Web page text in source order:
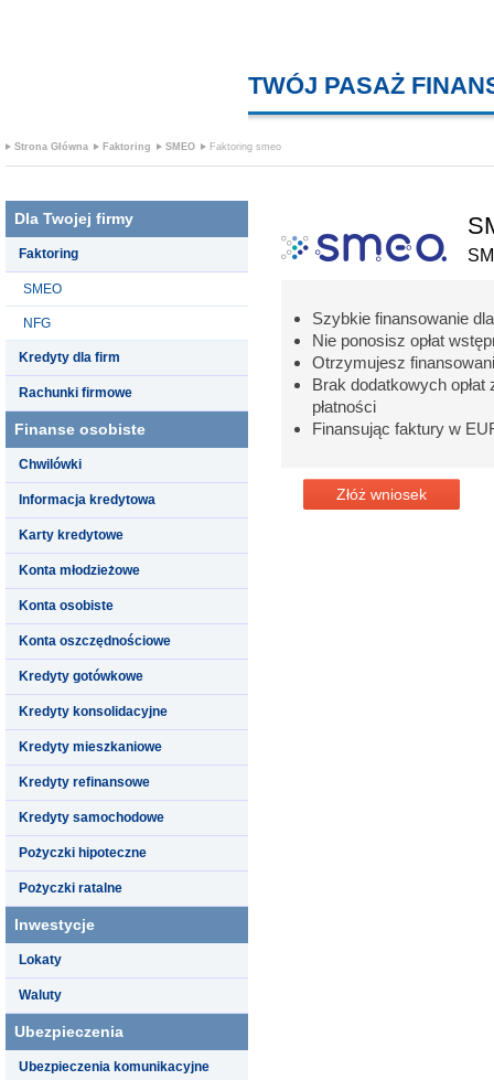
TWÓJ PASAŻ
Strona Główna Faktoring SMEO Faktoring smeo
Dla Twojej firmy
Faktoring
SMEO
NFG
Kredyty dla firm
Rachunki firmowe
Finanse osobiste
Chwilówki
Informacja kredytowa
Karty kredytowe
Konta młodzieżowe
Konta osobiste
Konta oszczędnościowe
Kredyty gotówkowe
Kredyty konsolidacyjne
Kredyty mieszkaniowe
Kredyty refinansowe
Kredyty samochodowe
Pożyczki hipoteczne
Pożyczki ratalne
Inwestycje
Lokaty
Waluty
Ubezpieczenia
Ubezpieczenia komunikacyjne
Szybkie finansowanie
Nie ponosisz opłat
Otrzymujesz
Brak dodatkowych
płatności
Finansując faktury w
Złóż wniosek